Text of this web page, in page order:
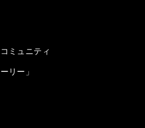
ミュニティ
リー」